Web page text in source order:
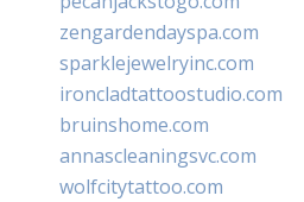
zengardendayspa.com
sparklejewelryinc.com
ironcladtattoostudio.com
bruinshome.com
annascleaningsvc.com
wolfcitytattoo.com